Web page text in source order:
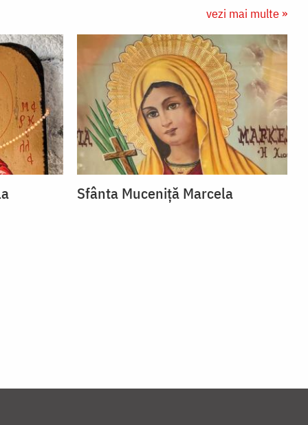
vezi mai multe »
Sfânta Muceniță Marcela